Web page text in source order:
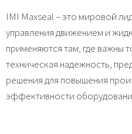
IMI Maxseal – это мировой
управления движением и
применяются там, где важны
техническая надежность,
решения для повышения
эффективности